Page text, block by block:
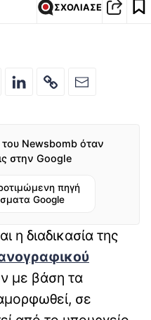
ΣΧΟΛΙΑΣΕ
Newsbomb όταν
στην Google
πηγή
Google
η διαδικασία της
με βάση τα
σε